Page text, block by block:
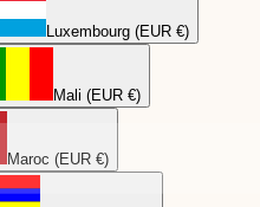
Luxembourg (EUR €)
Mali (EUR €)
Maroc (EUR €)